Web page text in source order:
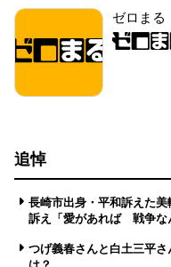
ゼロまる
追悼
長崎市出身・平和訴えた
訴え「愛があれば 戦争な
つげ義春さんと白土三平